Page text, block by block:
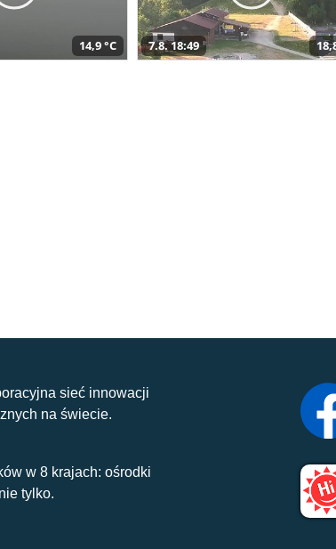
14,9 °C 7.8. 18:49
sieć innowacji
na świecie.
w 8 krajach: ośrodki
tylko.